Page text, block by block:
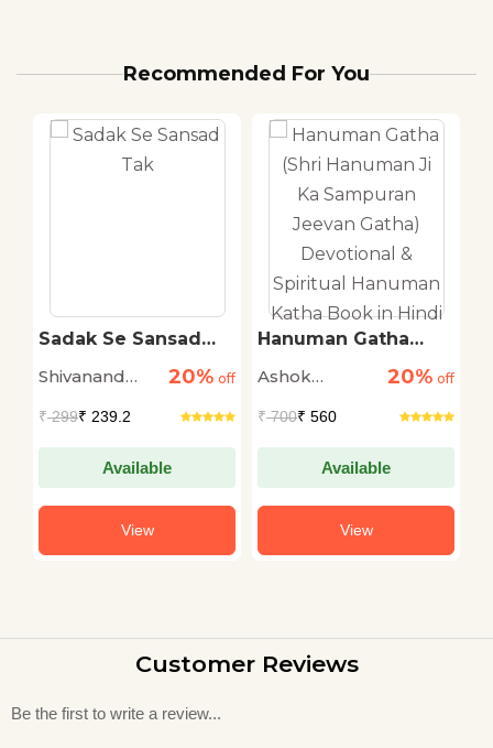
Recommended For You
Sadak Se Sansad
Shivanand
20% off
₹299₹ 239.2
Available
View
Hanuman Gatha
Sampuran Jeevan
Spiritual Hanuman
Katha Book in Hindi
Ashok
20% off
₹700₹ 560
Available
View
Customer Reviews
Be the first to write a review...